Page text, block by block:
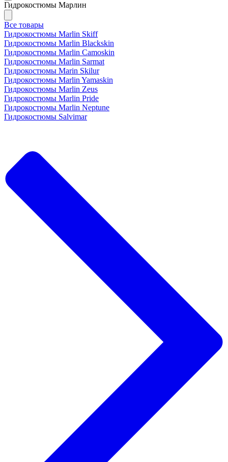
Гидрокостюмы Марлин
Все товары
Гидрокостюмы Marlin Skiff
Гидрокостюмы Marlin Blackskin
Гидрокостюмы Marlin Camoskin
Гидрокостюмы Marlin Sarmat
Гидрокостюмы Marin Skilur
Гидрокостюмы Marlin Yamaskin
Гидрокостюмы Marlin Zeus
Гидрокостюмы Marlin Pride
Гидрокостюмы Marlin Neptune
Гидрокостюмы Salvimar